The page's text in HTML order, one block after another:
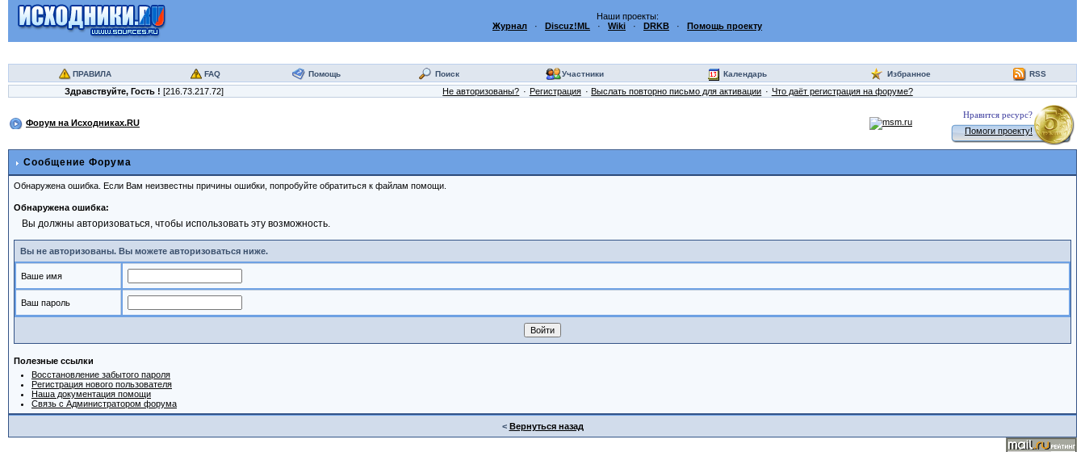
Наши проекты:
Журнал · Discuz!ML · Wiki · DRKB · Помощь проекту
ПРАВИЛА FAQ Помощь Поиск Участники Календарь Избранное RSS
Здравствуйте, Гость ! [216.73.217.72] Не авторизованы? Регистрация Выслать повторно письмо для активации Что даёт регистрация на форуме?
Форум на Исходниках.RU
Нравится ресурс?
Помоги проекту!
Сообщение Форума
Обнаружена ошибка. Если Вам неизвестны причины ошибки, попробуйте обратиться к файлам помощи.
Обнаружена ошибка:
Вы должны авторизоваться, чтобы использовать эту возможность.
Вы не авторизованы. Вы можете авторизоваться ниже.
Ваше имя
Ваш пароль
Полезные ссылки
Восстановление забытого пароля
Регистрация нового пользователя
Наша документация помощи
Связь с Администратором форума
< Вернуться назад